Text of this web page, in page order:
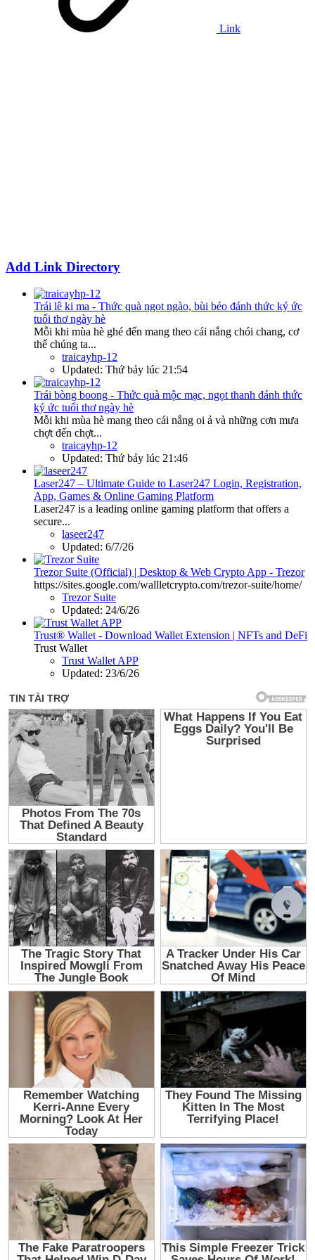
Link
Add Link Directory
Trái lê ki ma - Thức quà ngọt ngào, bùi béo đánh thức ký ức
tuổi thơ ngày hè
Mỗi khi mùa hè ghé đến mang theo cái nắng chói chang, cơ
thể chúng ta...
traicayhp-12
Updated: Thứ bảy lúc 21:54
Trái bòng boong - Thức quà mộc mạc, ngọt thanh đánh thức
ký ức tuổi thơ ngày hè
Mỗi khi mùa hè mang theo cái nắng oi ả và những cơn mưa
chợt đến chợt...
traicayhp-12
Updated: Thứ bảy lúc 21:46
Laser247 – Ultimate Guide to Laser247 Login, Registration,
App, Games & Online Gaming Platform
Laser247 is a leading online gaming platform that offers a
secure...
laseer247
Updated: 6/7/26
Trezor Suite (Official) | Desktop & Web Crypto App - Trezor
https://sites.google.com/wallletcrypto.com/trezor-suite/home/
Trezor Suite
Updated: 24/6/26
Trust® Wallet - Download Wallet Extension | NFTs and DeFi
Trust Wallet
Trust Wallet APP
Updated: 23/6/26